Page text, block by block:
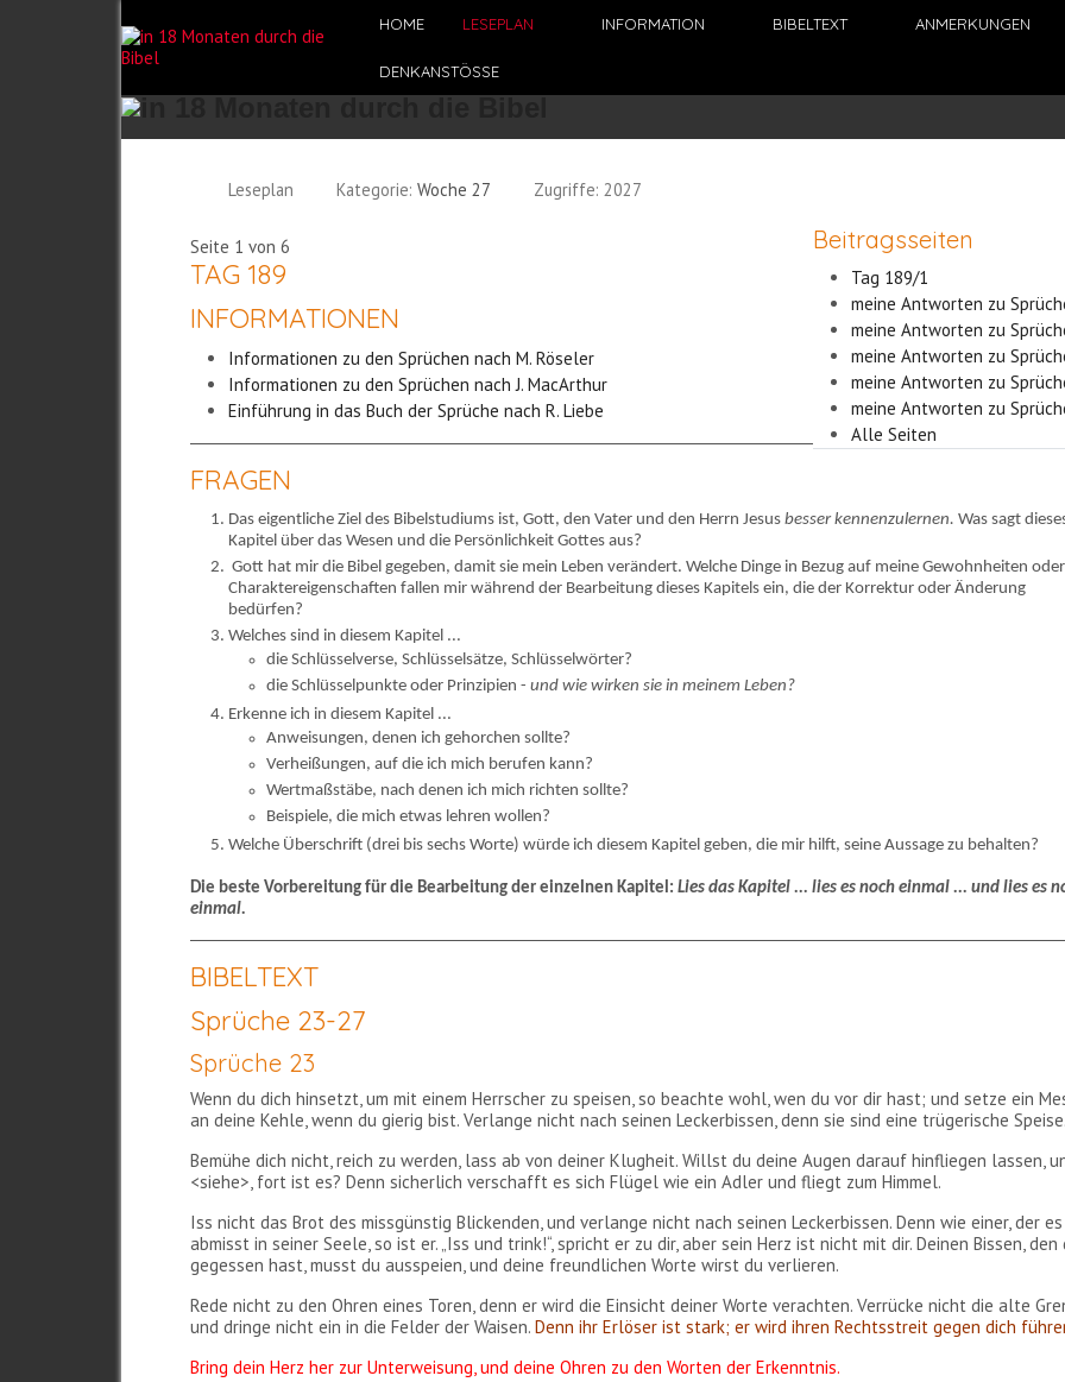
HOME LESEPLAN INFORMATION BIBELTEXT ANMERKUNGEN
DENKANSTÖSSE
Leseplan Kategorie:Woche 27 Zugriffe: 2027
Beitragsseiten
Tag 189/1
meine Antworten zu
meine Antworten zu
meine Antworten zu
meine Antworten zu
meine Antworten zu
Alle Seiten
Seite 1 von 6
TAG 189
INFORMATIONEN
Informationen zu den Sprüchen nach M. Röseler
Informationen zu den Sprüchen nach J. MacArthur
Einführung in das Buch der Sprüche nach R. Liebe
FRAGEN
Das eigentliche Ziel des Bibelstudiums ist, Gott, den Vater und den Herrn Jesusbesser kennenzulernen. Was sagt
Kapitel über das Wesen und die Persönlichkeit Gottes aus?
Gott hat mir die Bibel gegeben, damit sie mein Leben verändert. Welche Dinge in Bezug auf meine Gewohnheiten oder
Charaktereigenschaften fallen mir während der Bearbeitung dieses Kapitels ein, die der Korrektur oder Änderung
bedürfen?
Welches sind in diesem Kapitel ...
die Schlüsselverse, Schlüsselsätze, Schlüsselwörter?
die Schlüsselpunkte oder Prinzipien -und wie wirken sie in meinem Leben?
Erkenne ich in diesem Kapitel ...
Anweisungen, denen ich gehorchen sollte?
Verheißungen, auf die ich mich berufen kann?
Wertmaßstäbe, nach denen ich mich richten sollte?
Beispiele, die mich etwas lehren wollen?
Welche Überschrift (drei bis sechs Worte) würde ich diesem Kapitel geben, die mir hilft, seine Aussage zu behalten?
Die beste Vorbereitung für die Bearbeitung der einzelnen Kapitel:Lies das Kapitel ... lies es noch einmal ... und lies es
einmal.
BIBELTEXT
Sprüche 23-27
Sprüche 23
Wenn du dich hinsetzt, um mit einem Herrscher zu speisen, so beachte wohl, wen du vor dir hast; und setze ein
an deine Kehle, wenn du gierig bist. Verlange nicht nach seinen Leckerbissen, denn sie sind eine trügerische Speise.
Bemühe dich nicht, reich zu werden, lass ab von deiner Klugheit. Willst du deine Augen darauf hinfliegen lassen,
<siehe>, fort ist es? Denn sicherlich verschafft es sich Flügel wie ein Adler und fliegt zum Himmel.
Iss nicht das Brot des missgünstig Blickenden, und verlange nicht nach seinen Leckerbissen. Denn wie einer, der es
abmisst in seiner Seele, so ist er. „Iss und trink!“, spricht er zu dir, aber sein Herz ist nicht mit dir. Deinen Bissen, den
gegessen hast, musst du ausspeien, und deine freundlichen Worte wirst du verlieren.
Rede nicht zu den Ohren eines Toren, denn er wird die Einsicht deiner Worte verachten. Verrücke nicht die alte
und dringe nicht ein in die Felder der Waisen.Denn ihr Erlöser ist stark; er wird ihren Rechtsstreit gegen dich
Bring dein Herz her zur Unterweisung, und deine Ohren zu den Worten der Erkenntnis.